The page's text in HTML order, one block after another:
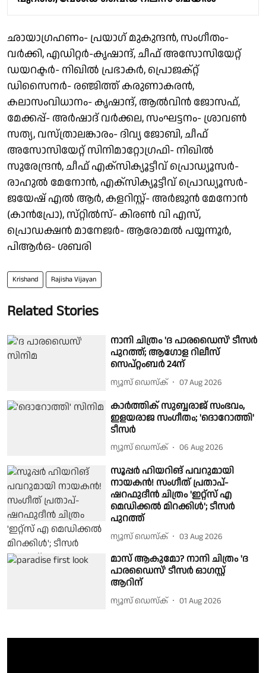
ഛായാഗ്രഹണം- പ്രയാഗ് മുകുന്ദൻ, സംഗീതം-
വർക്കി, എഡിറ്റർ-കൃഷാന്ദ്, ചീഫ് അസോസിയേറ്റ്
ഡയറക്ടർ- നിഖിൽ പ്രഭാകർ, പ്രൊജക്റ്റ്
ഡിസൈനർ- രഞ്ജിത്ത് കരുണാകരൻ,
കലാസംവിധാനം- കൃഷാന്ദ്, ആൽവിൻ ജോസഫ്,
മേക്കപ്പ്- അർഷാദ് വർക്കല, സംഘട്ടനം- ശ്രാവൺ
സത്യ, വസ്ത്രാലങ്കാരം- ദിവ്യ ജോബി, ചീഫ്
അസോസിയേറ്റ് സിനിമാറ്റോഗ്രഫി- നിഖിൽ
സുരേന്ദ്രൻ, ചീഫ് എക്സിക്യൂട്ടീവ് പ്രൊഡ്യൂസർ-
രാഹുൽ മേനോൻ, എക്സിക്യൂട്ടീവ് പ്രൊഡ്യൂസർ-
ജയേഷ് എൽ ആർ, കളറിസ്റ്റ്- അർജുൻ മേനോൻ
(കാൻപ്രോ), സ്‌റ്റിൽസ്- കിരൺ വി എസ്,
പ്രൊഡക്ഷൻ മാനേജർ- ആരോമൽ പയ്യന്നൂർ,
പിആർഒ- ശബരി
Krishand Rajisha Vijayan
Related Stories
നാനി ചിത്രം 'ദ പാരഡൈസ്' ടീസർ
പുറത്ത്; ആഗോള റിലീസ്
സെപ്റ്റംബർ 24ന്
ന്യൂസ് ഡെസ്ക് 07 Aug 2026
കാർത്തിക് സുബ്ബരാജ് സംഭവം,
ഇളയരാജ സംഗീതം; 'ദൊറോത്തി'
ടീസർ
ന്യൂസ് ഡെസ്ക് 06 Aug 2026
സൂപ്പർ ഹിയറിങ് പവറുമായി
നായകൻ! സംഗീത് പ്രതാപ്-
ഷറഫുദീൻ ചിത്രം 'ഇറ്റ്സ് എ
മെഡിക്കൽ മിറക്കിൾ'; ടീസർ
പുറത്ത്
ന്യൂസ് ഡെസ്ക് 03 Aug 2026
മാസ് ആകുമോ? നാനി ചിത്രം 'ദ
പാരഡൈസ്' ടീസർ ഓഗസ്റ്റ്
ആറിന്
ന്യൂസ് ഡെസ്ക് 01 Aug 2026